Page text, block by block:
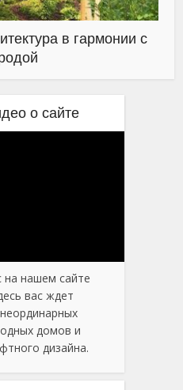
в гармонии с
о сайте
на нашем сайте
вас ждет
домов и
дизайна.